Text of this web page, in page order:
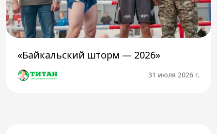
«Байкальский шторм — 2026»
31 июля 2026 г.